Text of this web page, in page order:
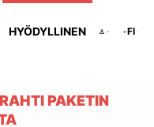
HYÖDYLLINEN FI
PAKETIN